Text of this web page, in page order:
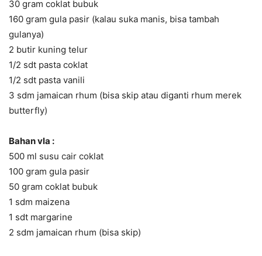
30 gram coklat bubuk
160 gram gula pasir (kalau suka manis, bisa tambah
gulanya)
2 butir kuning telur
1/2 sdt pasta coklat
1/2 sdt pasta vanili
3 sdm jamaican rhum (bisa skip atau diganti rhum merek
butterfly)
Bahan vla :
500 ml susu cair coklat
100 gram gula pasir
50 gram coklat bubuk
1 sdm maizena
1 sdt margarine
2 sdm jamaican rhum (bisa skip)